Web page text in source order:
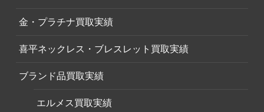
金・プラチナ買取実績
喜平ネックレス・ブレスレット買取実績
ブランド品買取実績
エルメス買取実績